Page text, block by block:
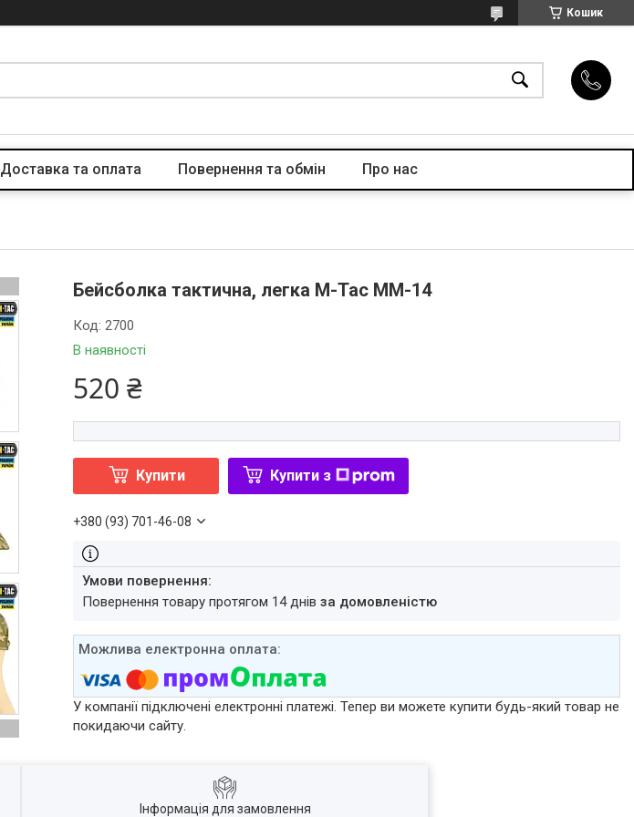
Кошик
Доставка та оплата Повернення та обмін Про нас
Бейсболка тактична, легка M-Tac MM-14
В наявності
Код:2700
520 ₴
Купити Купити з
+380 (93) 701-46-08
повернення товару протягом 14 днівза домовленістю
У компанії підключені електронні платежі. Тепер ви можете купити будь-який товар не
покидаючи сайту.
Інформація для замовлення